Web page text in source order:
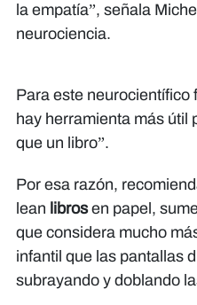
la empatía”, señala
neurociencia.
Para este neurocientífico
hay herramienta más útil
que un libro”.
Por esa razón,
lean librosen papel,
que considera mucho
infantil que las pantallas
subrayando y doblando